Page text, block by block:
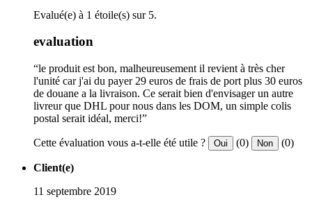
Evalué(e) à 1 étoile(s) sur 5.
evaluation
“le produit est bon, malheureusement il revient à très cher
l'unité car j'ai du payer 29 euros de frais de port plus 30 euros
de douane a la livraison. Ce serait bien d'envisager un autre
livreur que DHL pour nous dans les DOM, un simple colis
postal serait idéal, merci!”
Cette évaluation vous a-t-elle été utile ? Oui (0) Non (0)
Client(e)
11 septembre 2019